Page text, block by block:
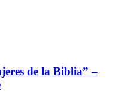
de la Biblia” –